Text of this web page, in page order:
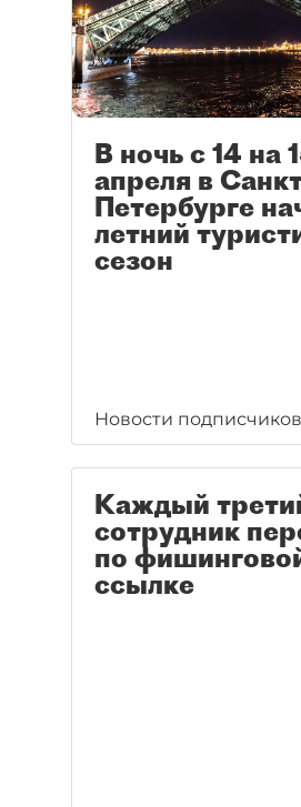
В ночь с 14 на
апреля в
Петербурге
летний
сезон
Новости подписчиков
Каждый
сотрудник
по
ссылке